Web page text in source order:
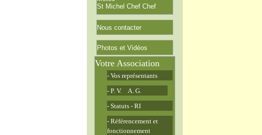
- Référencement et
fonctionnement
St Michel Chef Chef
- Statuts - RI
- Vos représentants
Votre Association
- P. V. A. G.
Nous contacter
Photos et Vidéos